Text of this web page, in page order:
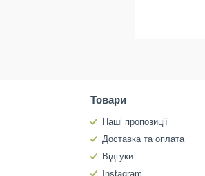
Товари
Наші пропозиції
Доставка та оплата
Відгуки
Instagram